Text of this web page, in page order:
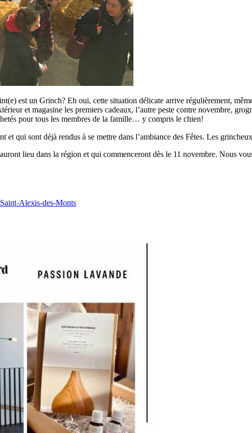
est un Grinch? Eh oui, cette situation délicate arrive régulièrement,
et magasine les premiers cadeaux, l’autre peste contre novembre,
pour tous les membres de la famille… y compris le chien!
qui sont déjà rendus à se mettre dans l’ambiance des Fêtes. Les
lieu dans la région et qui commenceront dès le 11 novembre. Nous
Alexis-des-Monts